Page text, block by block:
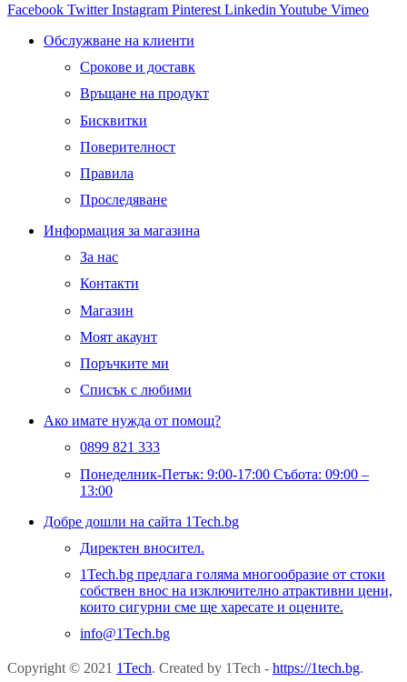
Facebook Twitter Instagram Pinterest Linkedin Youtube Vimeo
Обслужване на клиенти
Срокове и доставк
Връщане на продукт
Бисквитки
Поверителност
Правила
Проследяване
Информация за магазина
За нас
Контакти
Магазин
Моят акаунт
Поръчките ми
Списък с любими
Ако имате нужда от помощ?
0899 821 333
Понеделник-Петък: 9:00-17:00 Събота: 09:00 –
13:00
Добре дошли на сайта 1Tech.bg
Директен вносител.
1Tech.bg предлага голяма многообразие от стоки
собствен внос на изключително атрактивни цени,
които сигурни сме ще харесате и оцените.
info@1Tech.bg
Copyright © 2021 1Tech. Created by 1Tech - https://1tech.bg.